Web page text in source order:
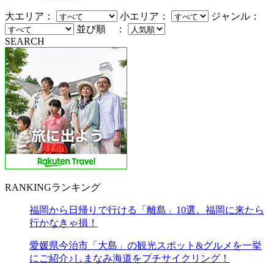
大エリア： 小エリア：
ジャンル：
並び順 ：
SEARCH
RANKINGランキング
福岡から日帰りで行ける「離島」10選。福岡に来たら
行かなきゃ損！
愛媛県今治市「大島」の観光スポット&グルメを一挙
にご紹介♪しまなみ海道をプチサイクリング！